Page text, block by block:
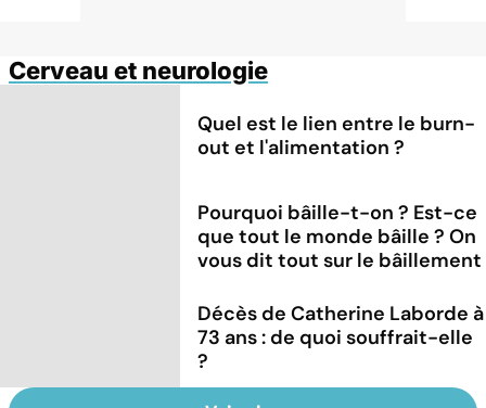
Cerveau et neurologie
Quel est le lien entre le burn-
out et l'alimentation ?
Pourquoi bâille-t-on ? Est-ce
que tout le monde bâille ? On
vous dit tout sur le bâillement
Décès de Catherine Laborde à
73 ans : de quoi souffrait-elle
?